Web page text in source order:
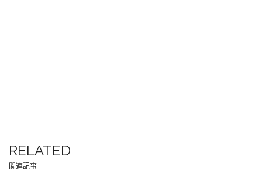
RELATED
関連記事